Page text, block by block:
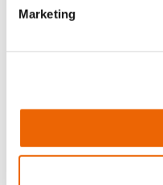
Marketing